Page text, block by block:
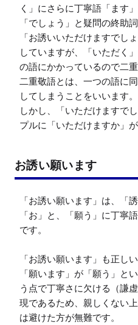
く」にさらに丁寧語「ます
「でしょう」と疑問の終助
「お誘いいただけますでし
していますが、「いただく
の語にかかっているので二
二重敬語とは、一つの語に
してしまうことをいいます。
しかし、「いただけますで
プルに「いただけますか」
お誘い願います
「お誘い願います」は、「
「お」と、「願う」に丁寧
です。
「お誘い願います」も正し
「願います」が「願う」と
う点で丁寧さに欠ける（謙
現であるため、親しくない
は避けた方が無難です。